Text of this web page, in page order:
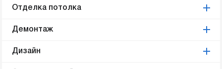
Отделка потолка
Демонтаж
Дизайн